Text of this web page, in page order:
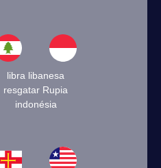
libra libanesa
resgatar Rupia
indonésia